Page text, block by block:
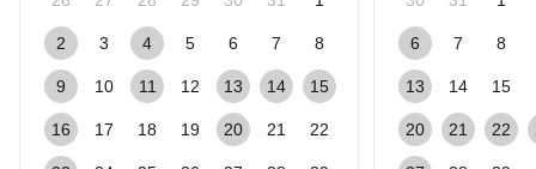
2 3 4 5 6 7 8
9 10 11 12 13 14 15
16 17 18 19 20 21 22
6 7 8
13 14 15
20 21 22